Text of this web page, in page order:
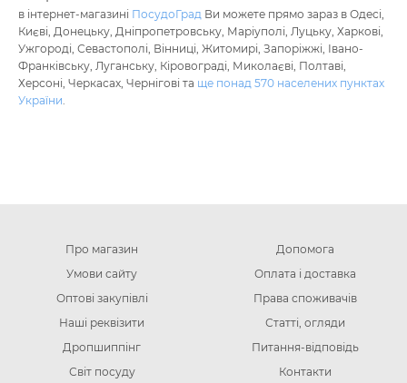
в інтернет-магазині ПосудоГрад Ви можете прямо зараз в Одесі,
Києві, Донецьку, Дніпропетровську, Маріуполі, Луцьку, Харкові,
Ужгороді, Севастополі, Вінниці, Житомирі, Запоріжжі, Івано-
Франківську, Луганську, Кіровограді, Миколаєві, Полтаві,
Херсоні, Черкасах, Чернігові та ще понад 570 населених пунктах
України.
Про магазин
Умови сайту
Оптові закупівлі
Наші реквізити
Дропшиппінг
Світ посуду
Допомога
Оплата і доставка
Права споживачів
Статті, огляди
Питання-відповідь
Контакти